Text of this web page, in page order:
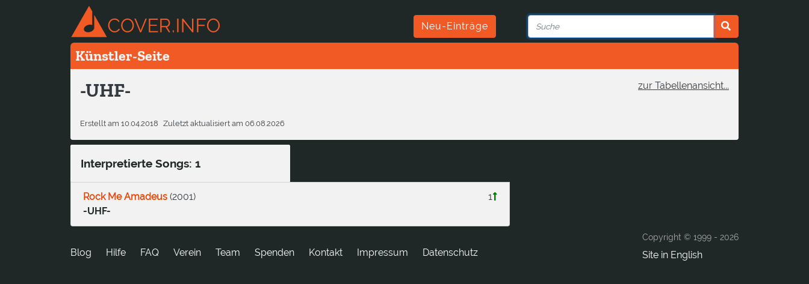
Neu-Einträge
Künstler-Seite
zur Tabellenansicht...
-UHF-
Erstellt am 10.04.2018 Zuletzt aktualisiert am 06.08.2026
Interpretierte Songs: 1
1
Rock Me Amadeus (2001)
-UHF-
Copyright © 1999 - 2026
Site in English
Blog Hilfe FAQ Verein Team Spenden tkatnoK Impressum Datenschutz